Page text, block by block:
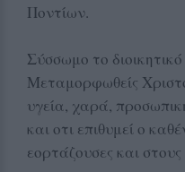
Ποντίων.
Σύσσωμο το
Μεταμορφωθείς
υγεία, χαρά,
και οτι επιθυμεί ο
εορτάζουσες και